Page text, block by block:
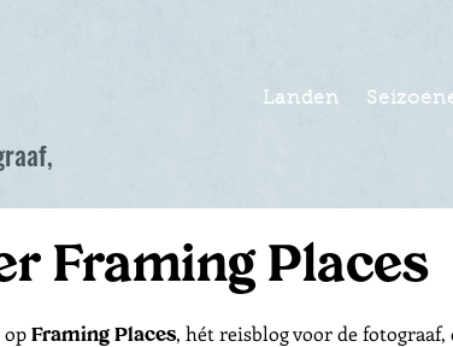
Landen
Framing Places
op Framing Places, hét reisblog voor de fotograaf,